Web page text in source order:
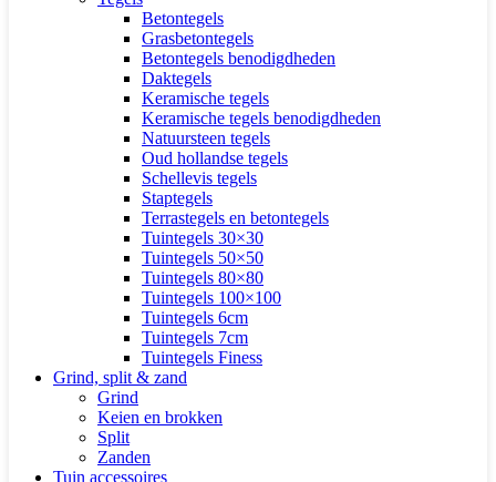
Betontegels
Grasbetontegels
Betontegels benodigdheden
Daktegels
Keramische tegels
Keramische tegels benodigdheden
Natuursteen tegels
Oud hollandse tegels
Schellevis tegels
Staptegels
Terrastegels en betontegels
Tuintegels 30×30
Tuintegels 50×50
Tuintegels 80×80
Tuintegels 100×100
Tuintegels 6cm
Tuintegels 7cm
Tuintegels Finess
Grind, split & zand
Grind
Keien en brokken
Split
Zanden
Tuin accessoires